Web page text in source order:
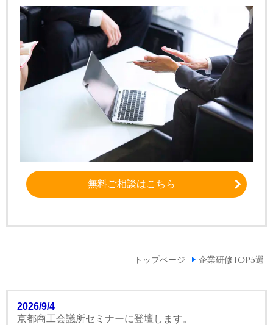
無料ご相談はこちら
トップページ 企業研修TOP5選
2026/9/4
京都商工会議所セミナーに登壇します。